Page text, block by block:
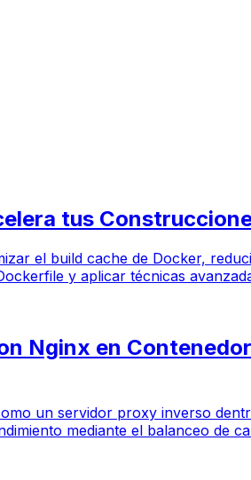
tus
el build cache de Docker,
y aplicar técnicas
Nginx en
un servidor proxy inverso
mediante el balanceo de